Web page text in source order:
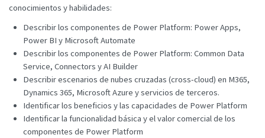
conocimientos y habilidades:
Describir los componentes de Power Platform: Power Apps,
Power BI y Microsoft Automate
Describir los componentes de Power Platform: Common Data
Service, Connectors y AI Builder
Describir escenarios de nubes cruzadas (cross-cloud) en M365,
Dynamics 365, Microsoft Azure y servicios de terceros.
Identificar los beneficios y las capacidades de Power Platform
Identificar la funcionalidad básica y el valor comercial de los
componentes de Power Platform